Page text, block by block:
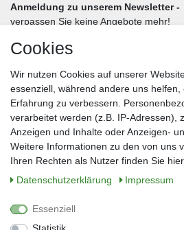
Anmeldung zu unserem Newsletter -
verpassen Sie keine Angebote mehr!
Nachname*
E-Mail*
Sie können den Newsletter jederzeit kostenlos
** gilt für Lieferungen innerhalb Deutschlands,
Cookies
Wir nutzen Cookies auf unserer
essenziell, während andere uns
Erfahrung zu verbessern.
verarbeitet werden (z.B. IP-Adressen),
Anzeigen und Inhalte oder Anzeigen-
Weitere Informationen zu den von uns
Ihren Rechten als Nutzer finden Sie
Daten­schutz­erklärung
Impressum
Essenziell